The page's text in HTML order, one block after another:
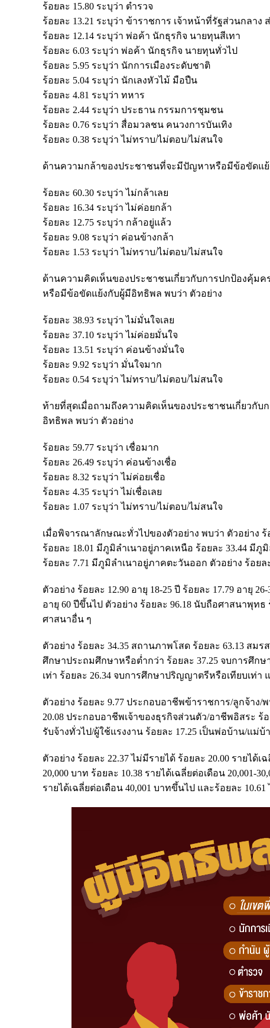
ร้อยละ 15.80 ระบุว่า ตำรวจ
ร้อยละ 13.21 ระบุว่า ข้าราชการ เจ้าหน้าที่รัฐส่วนกลา
ร้อยละ 12.14 ระบุว่า พ่อค้า นักธุรกิจ นายทุนสีเทา
ร้อยละ 6.03 ระบุว่า พ่อค้า นักธุรกิจ นายทุนทั่วไป
ร้อยละ 5.95 ระบุว่า นักการเมืองระดับชาติ
ร้อยละ 5.04 ระบุว่า นักเลงหัวไม้ มือปืน
ร้อยละ 4.81 ระบุว่า ทหาร
ร้อยละ 2.44 ระบุว่า ประธาน กรรมการชุมชน
ร้อยละ 0.76 ระบุว่า สื่อมวลชน คนวงการบันเทิง
ร้อยละ 0.38 ระบุว่า ไม่ทราบ/ไม่ตอบ/ไม่สนใจ
ด้านความกล้าของประชาชนที่จะมีปัญหาหรือมีข้อขัดแย้
ร้อยละ 60.30 ระบุว่า ไม่กล้าเลย
ร้อยละ 16.34 ระบุว่า ไม่ค่อยกล้า
ร้อยละ 12.75 ระบุว่า กล้าอยู่แล้ว
ร้อยละ 9.08 ระบุว่า ค่อนข้างกล้า
ร้อยละ 1.53 ระบุว่า ไม่ทราบ/ไม่ตอบ/ไม่สนใจ
ด้านความคิดเห็นของประชาชนเกี่ยวกับการปกป้องคุ้ม
หรือมีข้อขัดแย้งกับผู้มีอิทธิพล พบว่า ตัวอย่าง
ร้อยละ 38.93 ระบุว่า ไม่มั่นใจเลย
ร้อยละ 37.10 ระบุว่า ไม่ค่อยมั่นใจ
ร้อยละ 13.51 ระบุว่า ค่อนข้างมั่นใจ
ร้อยละ 9.92 ระบุว่า มั่นใจมาก
ร้อยละ 0.54 ระบุว่า ไม่ทราบ/ไม่ตอบ/ไม่สนใจ
ท้ายที่สุดเมื่อถามถึงความคิดเห็นของประชาชนเกี่ยวกับ
อิทธิพล พบว่า ตัวอย่าง
ร้อยละ 59.77 ระบุว่า เชื่อมาก
ร้อยละ 26.49 ระบุว่า ค่อนข้างเชื่อ
ร้อยละ 8.32 ระบุว่า ไม่ค่อยเชื่อ
ร้อยละ 4.35 ระบุว่า ไม่เชื่อเลย
ร้อยละ 1.07 ระบุว่า ไม่ทราบ/ไม่ตอบ/ไม่สนใจ
เมื่อพิจารณาลักษณะทั่วไปของตัวอย่าง พบว่า ตัวอย่าง ร้
ร้อยละ 18.01 มีภูมิลำเนาอยู่ภาคเหนือ ร้อยละ 33.44 มี
ร้อยละ 7.71 มีภูมิลำเนาอยู่ภาคตะวันออก ตัวอย่าง ร้อยล
ตัวอย่าง ร้อยละ 12.90 อายุ 18-25 ปี ร้อยละ 17.79 อายุ
อายุ 60 ปีขึ้นไป ตัวอย่าง ร้อยละ 96.18 นับถือศาสนาพุท
ศาสนาอื่น ๆ
ตัวอย่าง ร้อยละ 34.35 สถานภาพโสด ร้อยละ 63.13 สม
ศึกษาประถมศึกษาหรือต่ำกว่า ร้อยละ 37.25 จบการศึก
เท่า ร้อยละ 26.34 จบการศึกษาปริญญาตรีหรือเทียบเท่
ตัวอย่าง ร้อยละ 9.77 ประกอบอาชีพข้าราชการ/ลูกจ้าง
20.08 ประกอบอาชีพเจ้าของธุรกิจส่วนตัว/อาชีพอิสระ ร้
รับจ้างทั่วไป/ผู้ใช้แรงงาน ร้อยละ 17.25 เป็นพ่อบ้าน/แม่
ตัวอย่าง ร้อยละ 22.37 ไม่มีรายได้ ร้อยละ 20.00 รายได้เ
20,000 บาท ร้อยละ 10.38 รายได้เฉลี่ยต่อเดือน 20,001-
รายได้เฉลี่ยต่อเดือน 40,001 บาทขึ้นไป และร้อยละ 10.61